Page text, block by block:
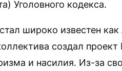
Уголовного кодекса.
широко известен
создал
и насилия. Из-за